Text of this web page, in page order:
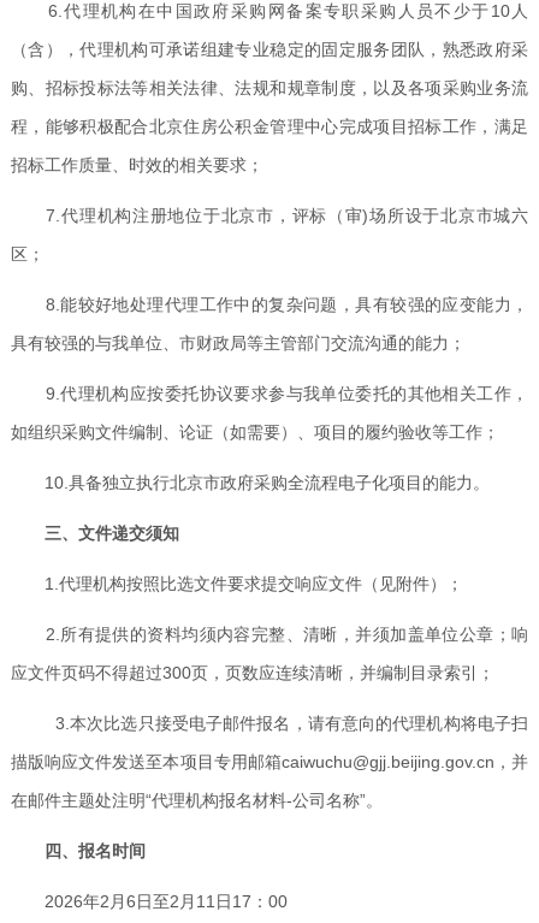
6.代理机构在中国政府采购网备案专职采购人员不少于10人
（含），代理机构可承诺组建专业稳定的固定服务团队，熟悉政府采
购、招标投标法等相关法律、法规和规章制度，以及各项采购业务流
程，能够积极配合北京住房公积金管理中心完成项目招标工作，满足
招标工作质量、时效的相关要求；
7.代理机构注册地位于北京市，评标（审)场所设于北京市城六
区；
8.能较好地处理代理工作中的复杂问题，具有较强的应变能力，
具有较强的与我单位、市财政局等主管部门交流沟通的能力；
9.代理机构应按委托协议要求参与我单位委托的其他相关工作，
如组织采购文件编制、论证（如需要）、项目的履约验收等工作；
10.具备独立执行北京市政府采购全流程电子化项目的能力。
三、文件递交须知
1.代理机构按照比选文件要求提交响应文件（见附件）；
2.所有提供的资料均须内容完整、清晰，并须加盖单位公章；响
应文件页码不得超过300页，页数应连续清晰，并编制目录索引；
3.本次比选只接受电子邮件报名，请有意向的代理机构将电子扫
描版响应文件发送至本项目专用邮箱caiwuchu@gjj.beijing.gov.cn，并
在邮件主题处注明“代理机构报名材料-公司名称”。
四、报名时间
2026年2月6日至2月11日17：00